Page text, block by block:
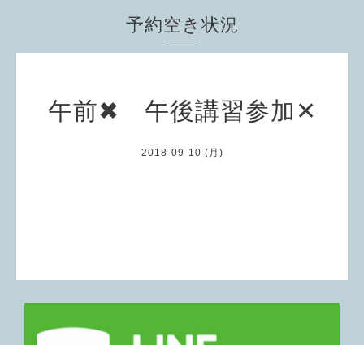
予約空き状況
午前✖ 午後講習参加✕
2018-09-10 (月)